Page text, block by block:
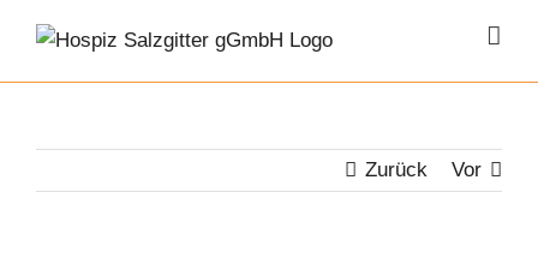
Inhalt
springen
Zurück Vor